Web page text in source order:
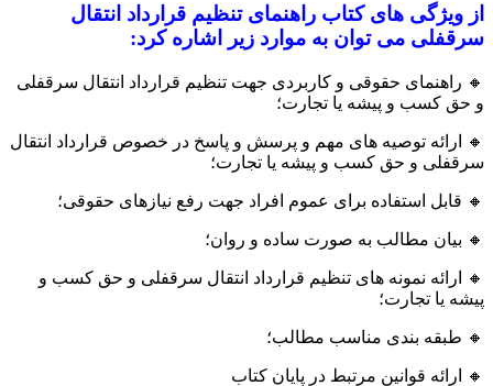
از ویژگی های کتاب راهنمای تنظیم قرارداد انتقال
سرقفلی می توان به موارد زیر اشاره کرد:
🔸 راهنمای حقوقی و کاربردی جهت تنظیم قرارداد انتقال سرقفلی
و حق کسب و پیشه یا تجارت؛
🔸 ارائه توصیه های مهم و پرسش و پاسخ در خصوص قرارداد انتقال
سرقفلی و حق کسب و پیشه یا تجارت؛
🔸 قابل استفاده برای عموم افراد جهت رفع نیازهای حقوقی؛
🔸 بیان مطالب به صورت ساده و روان؛
🔸 ارائه نمونه های تنظیم قرارداد انتقال سرقفلی و حق کسب و
پیشه یا تجارت؛
🔸 طبقه بندی مناسب مطالب؛
🔸 ارائه قوانین مرتبط در پایان کتاب